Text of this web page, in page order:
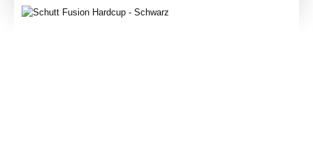
Bildergalerie überspringen